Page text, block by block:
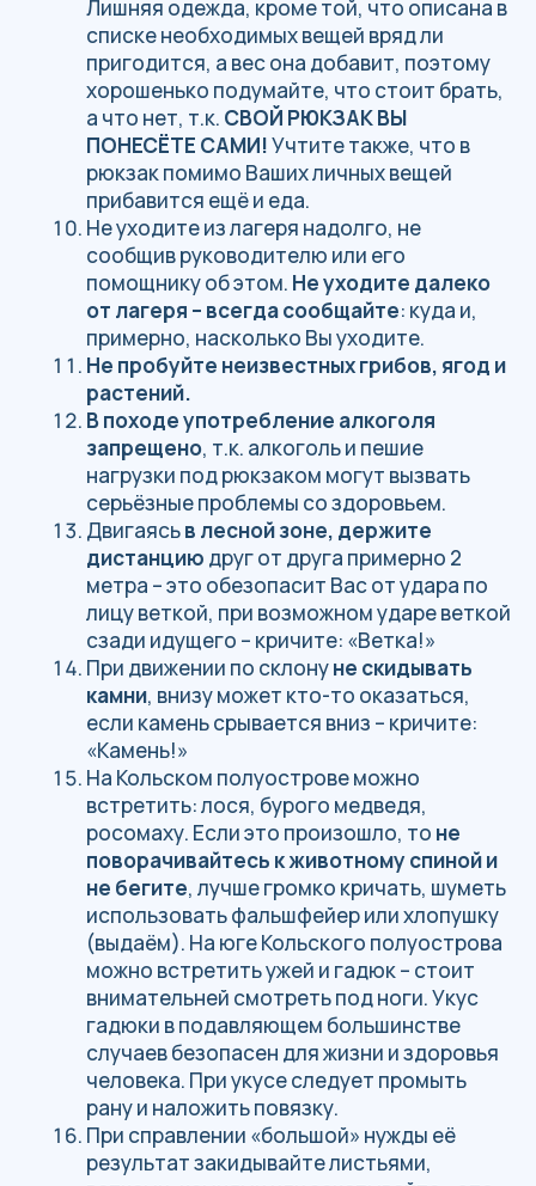
Соблюдение всех вышеперечисленных
правил обязательно!
Список снаряжения
Советуем очень внимательно ознакомиться со
списком, чтобы в походе чувствовать себя
максимально комфортно.
Треккинговые ботинки– идеальный вариант
для среднего или лёгкого треккинга.
Обувь должна быть:
удобной и обязательно разношенной;
выше голеностопа, и четко его
фиксировать (это очень важно при
перемещении по каменным курумникам),
а также мелкие камешки не будут
попадать внутрь ботинка при переходе по
«сыпухе»;
влагоустойчивая – обычно современная
треккинговая обувь делается с
мембраной, она позволяет дольше
оставаться ногам сухими и сохранять
комфортный микроклимат внутри
ботинка (по маршруту будут встречаться
небольшие болота, а в горах могут ещё
остаться снежники);
с плотной подошвой, должно быть
удобно ходить по неровностям и камням.
Сменная обувь для бивуака(ходить по лагерю
пока основная обувь сушится, да и просто ноги
отдыхают) – кроссовки/кеды или сандалии/
кроксы (в сандалях очень удобно переходить
реку).
Дополнительно гамаши – отлично защищают
голень от влаги и различных неприятностей
(снег, камушки).
ОДЕЖДА
На переходы:
влагоотводящее термобелье (для
переходов).
флисовый джемпер.
мембранная куртка с капюшоном
желательно, чтобы имела вентиляцию на
молнии
мембранные штаны или хорошие плотные
влагостойкие и ветрозащитные штаны
должны быть удобными и не стеснять
движения.
дождевик.
жилетка или небольшая пуховка для